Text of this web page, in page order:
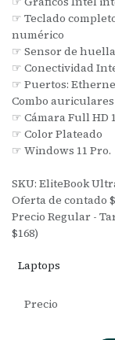
☞ Teclado
numérico
☞ Sensor de
☞ Conectividad
☞ Puertos: Ethernet
Combo
☞ Cámara Full HD
☞ Color Plateado
☞ Windows 11 Pro.
SKU: EliteBook
Oferta de contado
Precio Regular -
$168)
Laptops
Precio